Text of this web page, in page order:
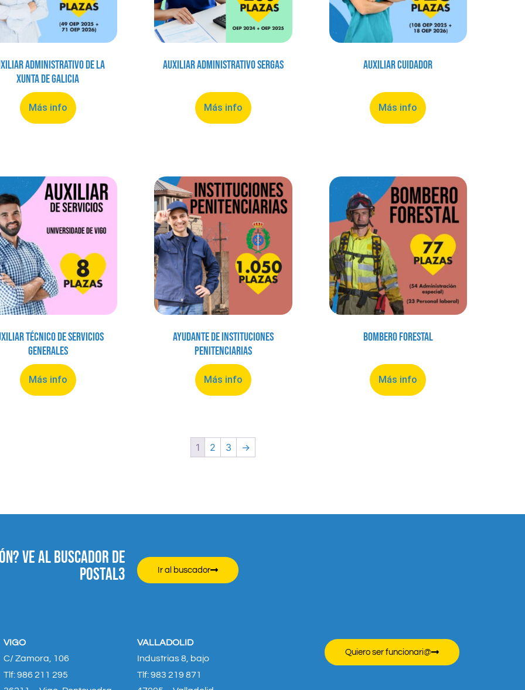
Administrativo de la
Xunta de Galicia
Más info
Auxiliar Administrativo Sergas
Más info
Auxiliar Cuidador
Más info
Técnico de Servicios
Generales
Más info
Ayudante de Instituciones
Penitenciarias
Más info
Bombero Forestal
Más info
1 2 3 →
VE AL BUSCADOR DE
POSTAL3
Ir al buscador
VIGO
C/ Zamora, 106
Tlf: 986 211 295
VALLADOLID
Industrias 8, bajo
Tlf: 983 219 871
Quiero ser funcionari@